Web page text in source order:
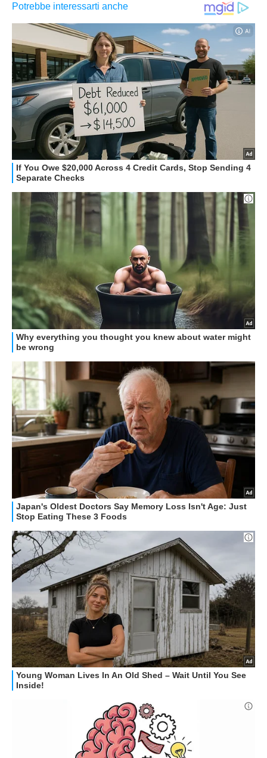
STREAMING E SERIE TV